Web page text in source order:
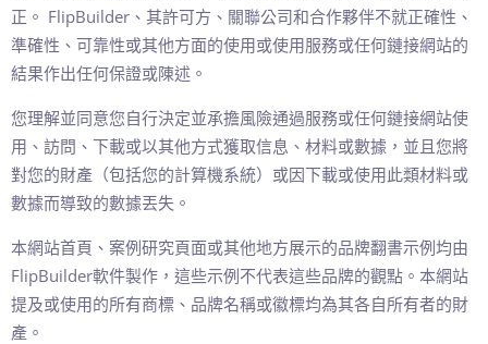
正。 FlipBuilder、其許可方、關聯公司和合作夥伴不就正確性、
準確性、可靠性或其他方面的使用或使用服務或任何鏈接網站的
結果作出任何保證或陳述。
您理解並同意您自行決定並承擔風險通過服務或任何鏈接網站使
用、訪問、下載或以其他方式獲取信息、材料或數據，並且您將
對您的財產（包括您的計算機系統）或因下載或使用此類材料或
數據而導致的數據丟失。
本網站首頁、案例研究頁面或其他地方展示的品牌翻書示例均由
FlipBuilder軟件製作，這些示例不代表這些品牌的觀點。本網站
提及或使用的所有商標、品牌名稱或徽標均為其各自所有者的財
產。